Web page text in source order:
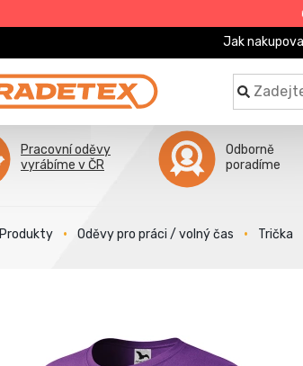
Jak
Pracovní oděvy
vyrábíme v ČR
Odborně
poradíme
Produkty Oděvy pro práci / volný čas Trička